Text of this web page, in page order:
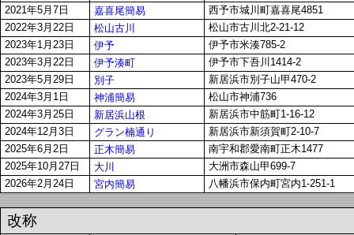
2021年5月7日
嘉喜尾簡易
西予市城川町嘉喜尾4851
2022年3月22日
松山古川
松山市古川北2-21-12
2023年1月23日
伊予
伊予市米湊785-2
2023年3月22日
伊予湊町
伊予市下吾川1414-2
2023年5月29日
別子
新居浜市別子山甲470-2
2024年3月1日
神浦簡易
松山市神浦736
2024年3月25日
新居浜山根
新居浜市中筋町1-16-12
2024年12月3日
グラン楠通り
新居浜市新須賀町2-10-7
2025年6月2日
正木簡易
南宇和郡愛南町正木1477
2025年10月27日
大川
大洲市森山甲699-7
2026年2月24日
宮内簡易 八幡浜市保内町宮内1-251-1
改称